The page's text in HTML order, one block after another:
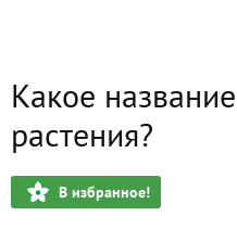
Какое
растения?
В избранное!